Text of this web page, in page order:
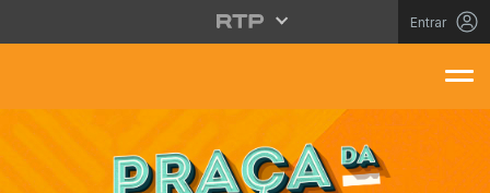
Saltar para o conteúdo principal
Entrar